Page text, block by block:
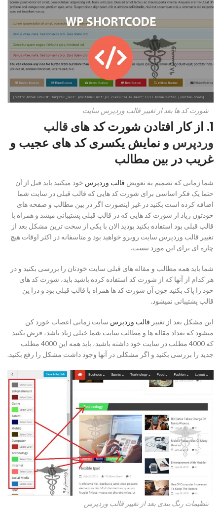
شورت کد ها بعد از تغییر قالب وردپرس سایت
1. از کار افتادن شورت کد های
قالب
وردپرس و نمایش یکسری کد های عجیب و
غریب در بین مطالب
شما زمانی که تصمیم به تعویض قالب وردپرس خود میکنید باید قبل از آن
حتما یک فکر اساسی برای شورت کد هایی که قالب قبلی در سایت شما
اضافه کرده است بکنید در غیر اینصورت اگر در بین مطالب و صفحه های
خودتون زیاد از شورت کد هایی که در قالب قبلی پشتیبانی میشد و همراه با
قالب قبلی بود استفاده بکنید بودید الان با یکی از سخت ترین مشکل بعد از
تغییر قالب وردپرس سایت روبرو خواهید بود و متاسفانه در اکثر اوقات هیچ
چاره ای برای این مورد نیست.
شما باید همه مطالب و مقاله های قبلی سایت خودتان را بررسی بکنید و در
هر کدام از آنها که از شورت کد استفاده کرده باشید باید، شورت کد های
خود را پاک بکنید چون آن شورت کد ها همراه با قالب قبلی بود و درا ین
قالب پشتیبانی نمیشود.
این مشکل بعد از تغییر قالب وردپرس سایت زمانی اعصاب خورد کن
میشود که تعداد مقاله ها و مطالب سایت شما خیلی زیاد باشد، فرض بکنید
که 4000 مطلب در سایت خود داشته باشید، باید همه این 4000 مطلب
جدید را بررسی بکنید و اگر مشکلی در آنها وجود داشت مشکل را رفع بکنید.
تنظیمات رنگ بندی بعد از تغییر قالب وردپرس